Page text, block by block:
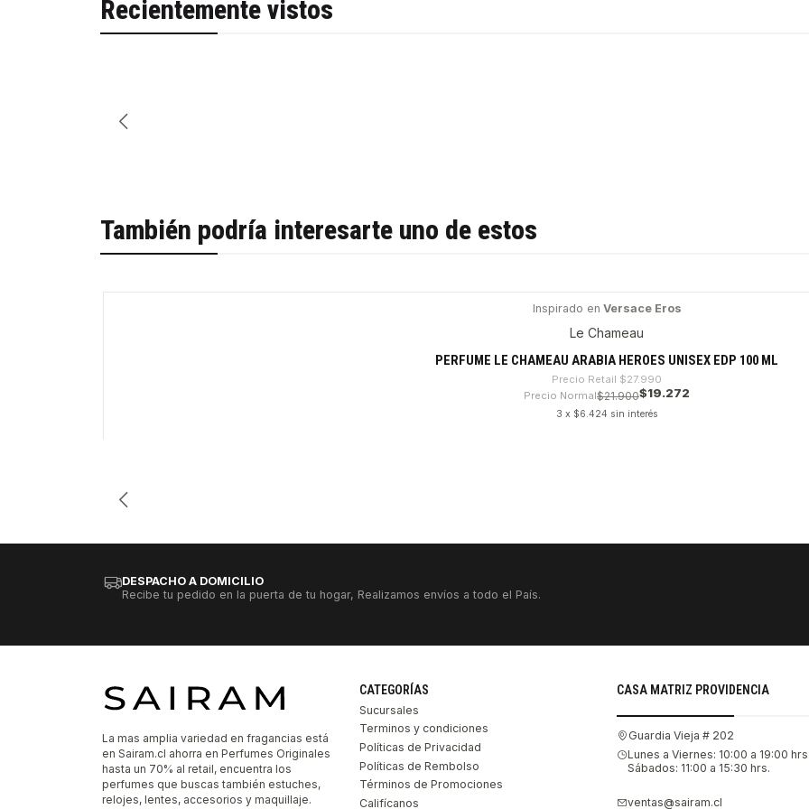
Recientemente vistos
También podría interesarte uno de estos
Inspirado en Versace Eros
Le Chameau
PERFUME LE CHAMEAU ARABIA HEROES UNISEX EDP 100 ML
Precio Retail $27.990
Precio Normal$21.900$19.272
3 x $6.424 sin interés
DESPACHO A DOMICILIO
Recibe tu pedido en la puerta de tu hogar, Realizamos envíos a todo el País.
La mas amplia variedad en fragancias está
en Sairam.cl ahorra en Perfumes Originales
hasta un 70% al retail, encuentra los
perfumes que buscas también estuches,
relojes, lentes, accesorios y maquillaje.
CATEGORÍAS
Sucursales
Terminos y condiciones
Políticas de Privacidad
Políticas de Rembolso
Términos de Promociones
Califícanos
CASA MATRIZ PROVIDENCIA
Guardia Vieja # 202
Lunes a Viernes: 10:00 a 19:00
Sábados: 11:00 a 15:30 hrs.
ventas@sairam.cl